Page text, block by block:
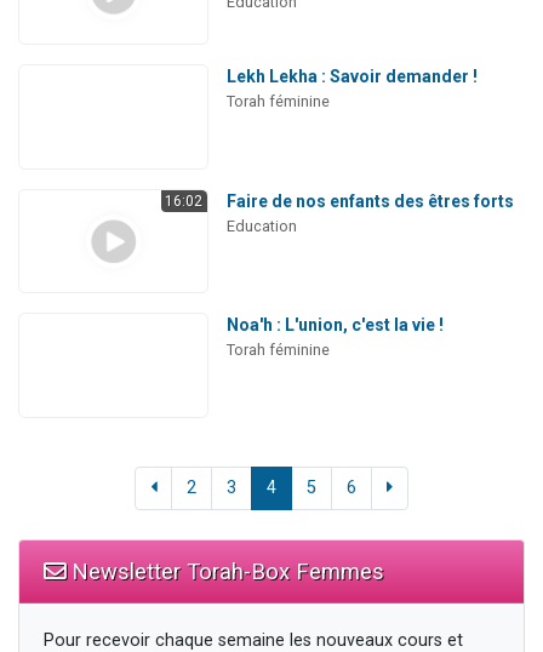
Lekh Lekha : Savoir demander !
Torah féminine
16:02 Faire de nos enfants des êtres forts
Education
Noa'h : L'union, c'est la vie !
Torah féminine
2 3 4 5 6
Newsletter Torah-Box Femmes
Pour recevoir chaque semaine les nouveaux cours et